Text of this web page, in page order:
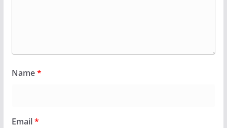
Name*
Email*